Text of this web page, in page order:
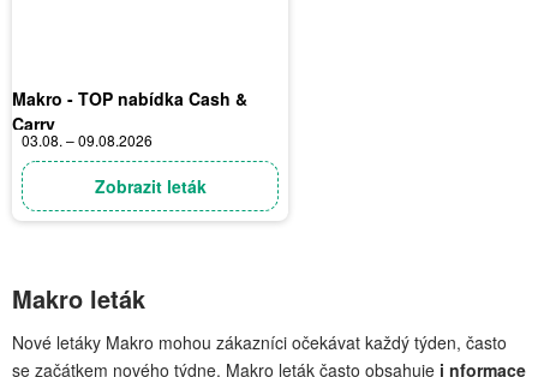
Makro - TOP nabídka Cash &
Carry
03.08. – 09.08.2026
Zobrazit leták
Makro leták
Nové letáky Makro mohou zákazníci očekávat každý týden, často
se začátkem nového týdne. Makro leták často obsahuje i nformace